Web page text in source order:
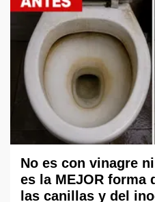
No es con vinagre
es la MEJOR forma
las canillas y del